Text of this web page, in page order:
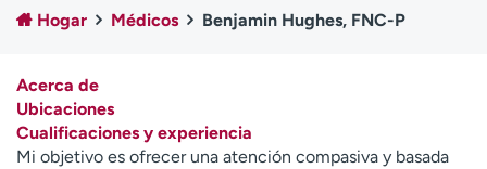
Atención a medios de
comunicación
Contáctenos Noticias e historias
Hogar Médicos Benjamin Hughes, FNC-P
Acerca de
Ubicaciones
Cualificaciones y experiencia
Mi objetivo es ofrecer una atención compasiva y basada